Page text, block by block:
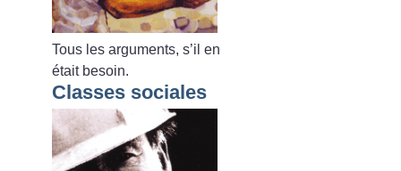
Tous les arguments, s’il en
était besoin.
Classes sociales